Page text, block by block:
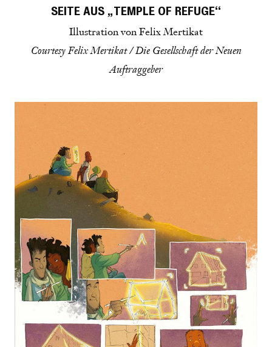
SEITE AUS „TEMPLE OF REFUGE“
Illustration von Felix Mertikat
Courtesy Felix Mertikat / Die Gesellschaft der Neuen
Auftraggeber